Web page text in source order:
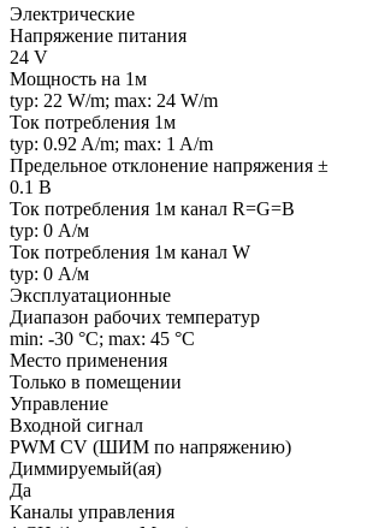
Электрические
Напряжение питания
24 V
Мощность на 1м
typ: 22 W/m; max: 24 W/m
Ток потребления 1м
typ: 0.92 A/m; max: 1 A/m
Предельное отклонение напряжения ±
0.1 В
Ток потребления 1м канал R=G=B
typ: 0 А/м
Ток потребления 1м канал W
typ: 0 А/м
Эксплуатационные
Диапазон рабочих температур
min: -30 °C; max: 45 °C
Место применения
Только в помещении
Управление
Входной сигнал
PWM СV (ШИМ по напряжению)
Диммируемый(ая)
Да
Каналы управления